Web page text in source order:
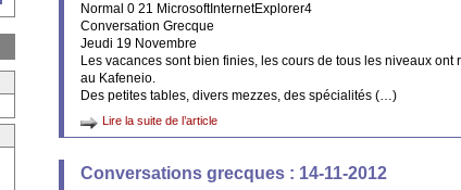
Normal 0 21 MicrosoftInternetExplorer4
Conversation Grecque
Jeudi 19 Novembre
Les vacances sont bien finies, les cours de tous les niveaux ont
au Kafeneio.
Des petites tables, divers mezzes, des spécialités (…)
Lire la suite de l’article
Conversations grecques : 14-11-2012